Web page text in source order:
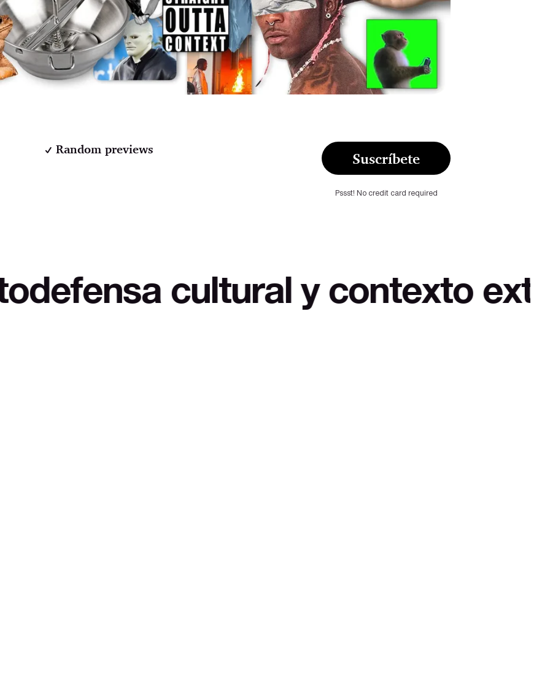
Random previews
Suscríbete
Pssst! No credit card required
y contexto extra a